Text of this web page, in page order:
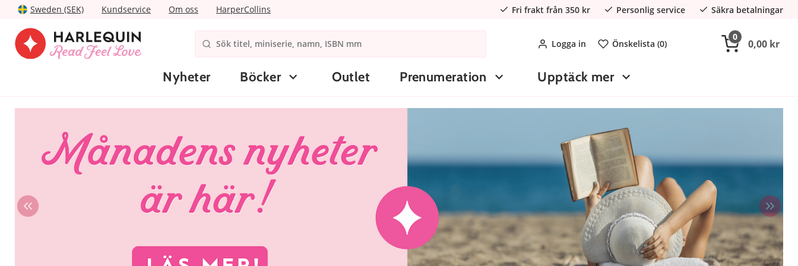
Sweden (SEK) Kundservice Om oss HarperCollins Fri frakt från 350 kr Personlig service Säkra betalningar
Logga in Önskelista (0)
0
0,00 kr
Nyheter Böcker Outlet Prenumeration Upptäck mer